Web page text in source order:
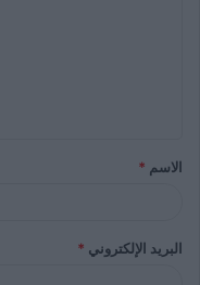
الاسم *
البريد الإلكتروني *